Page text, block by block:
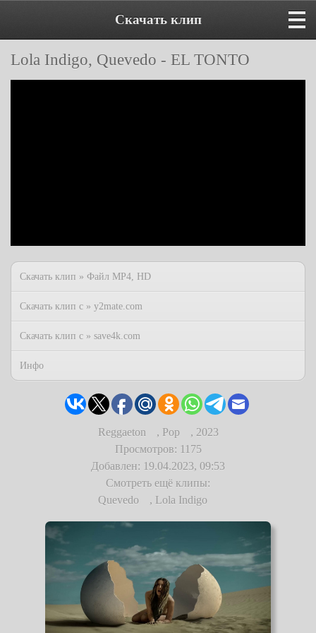
Скачать клип
Lola Indigo, Quevedo - EL TONTO
Скачать клип » Файл MP4, HD
Скачать клип с » y2mate.com
Скачать клип с » save4k.com
Инфо
Reggaeton , Pop , 2023
Просмотров: 1175
Добавлен: 19.04.2023, 09:53
Смотреть ещё клипы:
Quevedo
, Lola Indigo